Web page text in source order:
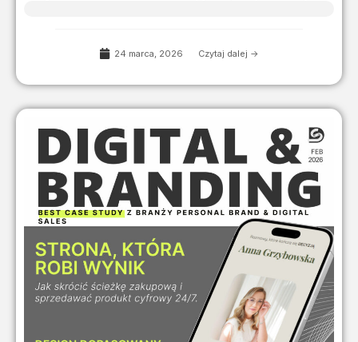
24 marca, 2026 Czytaj dalej ->